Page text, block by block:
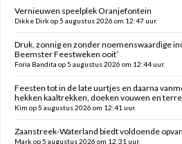
Vernieuwen speelplek Oranjefontein
Dikke Dirk op 5 augustus 2026 om 12:47 uur.
Druk, zonnig en zonder noemenswaardige
Beemster Feestweken ooit’
Foria Bandita op 5 augustus 2026 om 12:44 uur.
Feesten tot in de late uurtjes en daarna
hekken kaaltrekken, doeken vouwen en
Kim op 5 augustus 2026 om 12:41 uur.
Zaanstreek-Waterland biedt voldoende
Mark op 5 augustus 2026 om 12:31 uur.